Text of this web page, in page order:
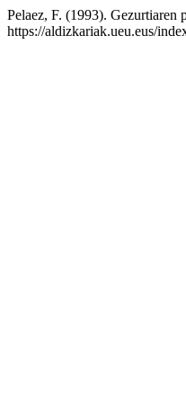
Pelaez, F. (1993). Gezurtiaren
https://aldizkariak.ueu.eus/